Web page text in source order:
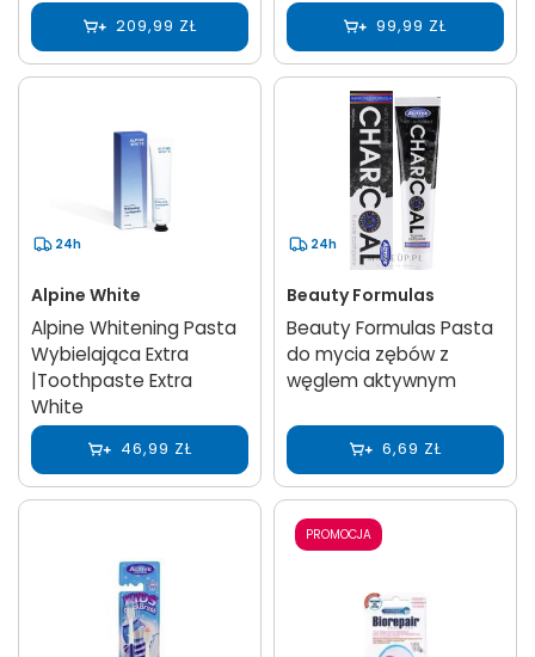
209,99 ZŁ 99,99 ZŁ
24h
Alpine White
Alpine Whitening Pasta
Wybielająca Extra
|Toothpaste Extra
White
46,99 ZŁ
24h
Beauty Formulas
Beauty Formulas Pasta
do mycia zębów z
węglem aktywnym
6,69 ZŁ
PROMOCJA